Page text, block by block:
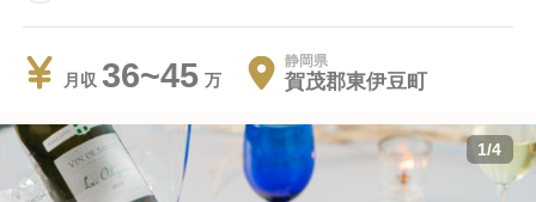
月収 36~45 静岡県
賀茂郡東伊豆町
1/4